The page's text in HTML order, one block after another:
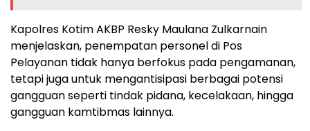
Kapolres Kotim AKBP Resky Maulana Zulkarnain
menjelaskan, penempatan personel di Pos
Pelayanan tidak hanya berfokus pada pengamanan,
tetapi juga untuk mengantisipasi berbagai potensi
gangguan seperti tindak pidana, kecelakaan, hingga
gangguan kamtibmas lainnya.